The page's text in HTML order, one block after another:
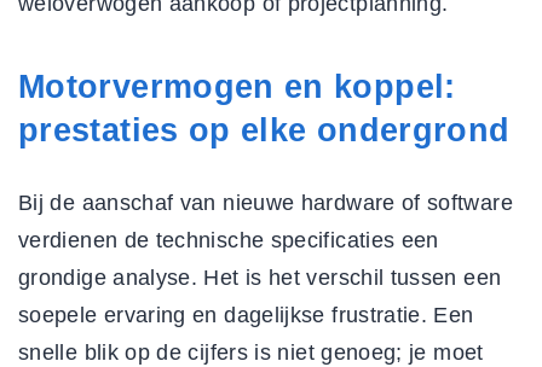
Motorvermogen en koppel:
prestaties op elke ondergrond
Bij de aanschaf van nieuwe hardware of software
verdienen de technische specificaties een
grondige analyse. Het is het verschil tussen een
soepele ervaring en dagelijkse frustratie. Een
snelle blik op de cijfers is niet genoeg; je moet